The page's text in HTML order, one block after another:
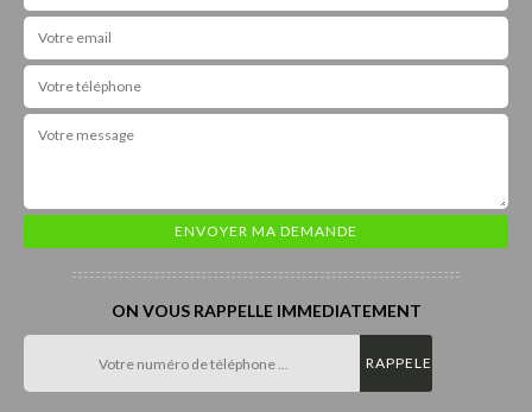
ON VOUS RAPPELLE IMMEDIATEMENT